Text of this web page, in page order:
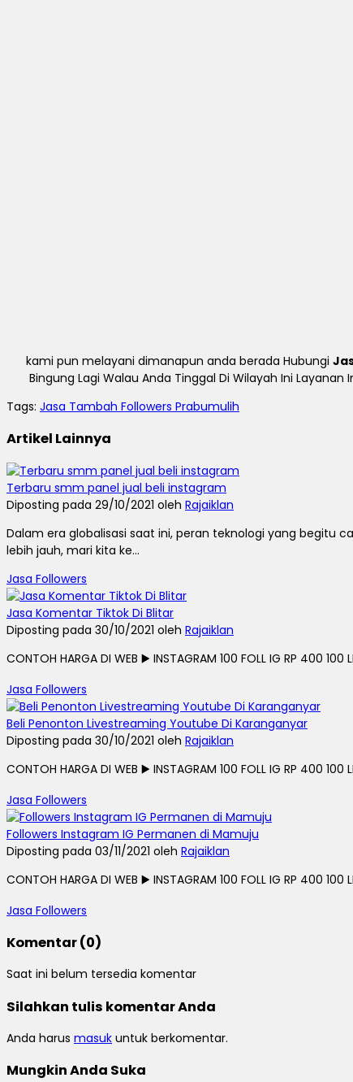
kami pun melayani dimanapun anda berada Hubungi
Bingung Lagi Walau Anda Tinggal Di Wilayah Ini
Tags: Jasa Tambah Followers Prabumulih
Artikel Lainnya
Terbaru smm panel jual beli instagram
Diposting pada 29/10/2021 oleh Rajaiklan
Dalam era globalisasi saat ini, peran teknologi yang begitu
lebih jauh, mari kita ke...
Jasa Followers
Jasa Komentar Tiktok Di Blitar
Diposting pada 30/10/2021 oleh Rajaiklan
CONTOH HARGA DI WEB ▶️ INSTAGRAM 100 FOLL IG RP 400 100
Jasa Followers
Beli Penonton Livestreaming Youtube Di Karanganyar
Diposting pada 30/10/2021 oleh Rajaiklan
CONTOH HARGA DI WEB ▶️ INSTAGRAM 100 FOLL IG RP 400 100
Jasa Followers
Followers Instagram IG Permanen di Mamuju
Diposting pada 03/11/2021 oleh Rajaiklan
CONTOH HARGA DI WEB ▶️ INSTAGRAM 100 FOLL IG RP 400 100
Jasa Followers
Komentar (0)
Saat ini belum tersedia komentar
Silahkan tulis komentar Anda
Anda harus masuk untuk berkomentar.
Mungkin Anda Suka